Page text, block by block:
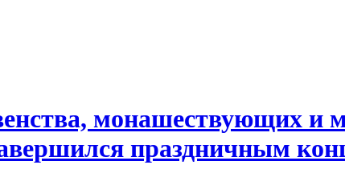
монашествующих и
праздничным